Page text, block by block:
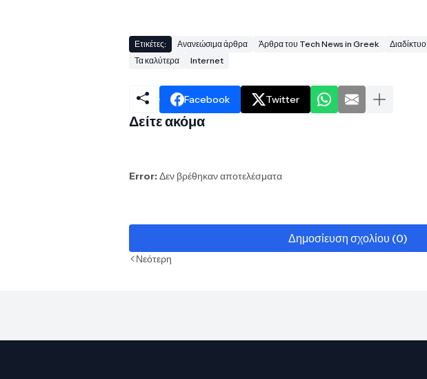
Ετικέτες: Ανανεώσιμα άρθρα Άρθρα του Tech News in Greek Διαδίκτυο
Τα καλύτερα
Internet
Facebook Twitter
Δείτε ακόμα
Error:Δεν βρέθηκαν αποτελέσματα
Δημοσίευση σχολίου (0)
Νεότερη